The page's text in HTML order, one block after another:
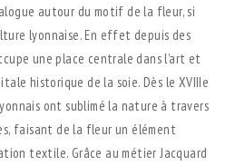
autour du motif de la fleur, si
lyonnaise. En effet depuis des
une place centrale dans l’art et
historique de la soie. Dès le XVIIIe
ont sublimé la nature à travers
faisant de la fleur un élément
textile. Grâce au métier Jacquard